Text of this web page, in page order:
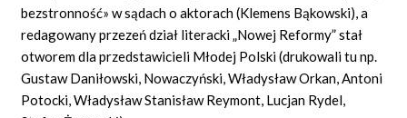
bezstronność» w sądach o aktorach (Klemens Bąkowski), a
redagowany przezeń dział literacki „Nowej Reformy” stał
otworem dla przedstawicieli Młodej Polski (drukowali tu np.
Gustaw Daniłowski, Nowaczyński, Władysław Orkan, Antoni
Potocki, Władysław Stanisław Reymont, Lucjan Rydel,